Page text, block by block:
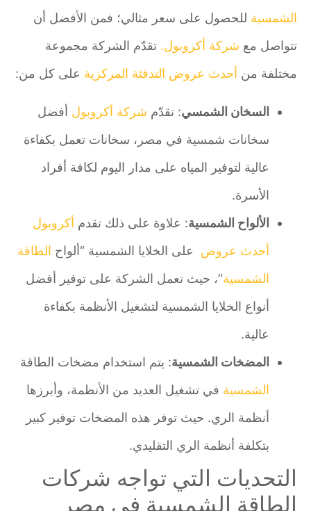
الشمسيةللحصول على سعر مثالي؛ فمن الأفضل أن
تتواصل معشركة أكروبول.تقدّم الشركة مجموعة
مختلفة منأحدث عروض التدفئة المركزية على كل من:
السخان الشمسي: تقدّمشركة أكروبولأفضل
سخانات شمسية في مصر، سخانات تعمل بكفاءة
عالية لتوفير المياه على مدار اليوم لكافة أفراد
الأسرة.
الألواح الشمسية: علاوة على ذلك تقدمأكروبول
أحدث عروضعلى الخلايا الشمسية “ألواحالطاقة
الشمسية“، حيث تعمل الشركة على توفير أفضل
أنواع الخلايا الشمسية لتشغيل الأنظمة بكفاءة
عالية.
المضخات الشمسية: يتم استخدام مضخات الطاقة
الشمسيةفي تشغيل العديد من الأنظمة، وأبرزها
أنظمة الري. حيث توفر هذه المضخات توفير كبير
بتكلفة أنظمة الري التقليدي.
التحديات التي تواجه شركات
الطاقة الشمسية في مصر